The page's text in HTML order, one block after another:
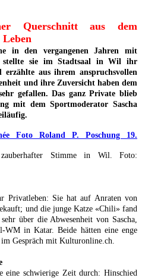
Querschnitt aus dem
in den vergangenen Jahren mit
stellte sie im Stadtsaal in Wil ihr
erzählte aus ihrem anspruchsvollen
und ihre Zuversicht haben dem
gefallen. Das ganz Private blieb
mit dem Sportmoderator Sascha
Stimme in Wil. Foto:
Privatleben: Sie hat auf Anraten von
und die junge Katze «Chili» fand
über die Abwesenheit von Sascha,
WM in Katar. Beide hätten eine enge
Gespräch mit Kulturonline.ch.
schwierige Zeit durch: Hinschied